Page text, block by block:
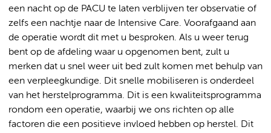
een nacht op de PACU te laten verblijven ter observatie of
zelfs een nachtje naar de Intensive Care. Voorafgaand aan
de operatie wordt dit met u besproken. Als u weer terug
bent op de afdeling waar u opgenomen bent, zult u
merken dat u snel weer uit bed zult komen met behulp van
een verpleegkundige. Dit snelle mobiliseren is onderdeel
van het herstelprogramma. Dit is een kwaliteitsprogramma
rondom een operatie, waarbij we ons richten op alle
factoren die een positieve invloed hebben op herstel. Dit